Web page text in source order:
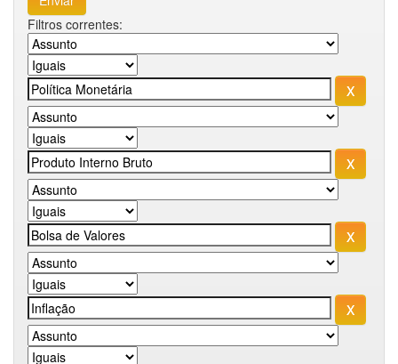
Filtros correntes: